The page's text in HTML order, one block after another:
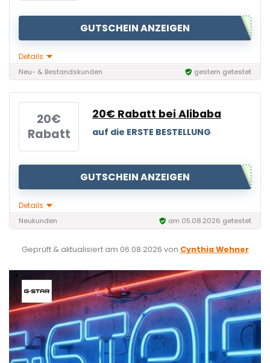
GUTSCHEIN ANZEIGEN
Details
Neu- & Bestandskunden gestern getestet
20€
Rabatt
20€ Rabatt bei Alibaba
auf die ERSTE BESTELLUNG
GUTSCHEIN ANZEIGEN
Details
Neukunden am 05.08.2026 getestet
Geprüft & aktualisiert am 06.08.2026 von Cynthia Wehner